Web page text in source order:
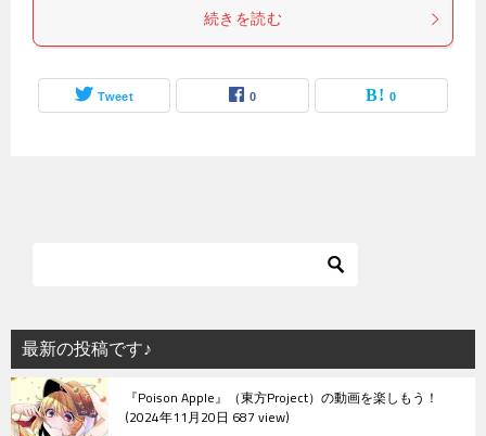
続きを読む
Tweet 0 0
最新の投稿です♪
『Poison Apple』（東方Project）の動画を楽しもう！
2024年11月20日 687 view